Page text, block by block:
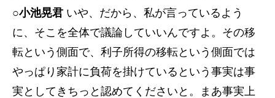
○小池晃君 いや、だから、私が言っているよう
に、そこを全体で議論していいんですよ。その移
転という側面で、利子所得の移転という側面では
やっぱり家計に負荷を掛けているという事実は事
実としてきちっと認めてくださいと。まあ事実上